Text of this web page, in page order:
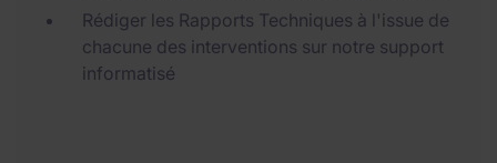
Rédiger les Rapports Techniques à l'issue de
chacune des interventions sur notre support
informatisé